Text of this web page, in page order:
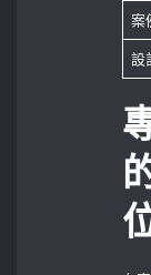
案
設